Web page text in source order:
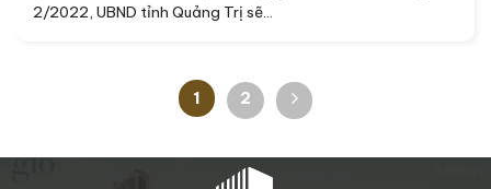
2/2022, UBND tỉnh Quảng Trị sẽ...
1 2